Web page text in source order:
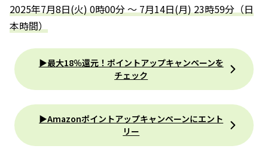
2025年7月8日(火) 0時00分 ～ 7月14日(月) 23時59分（日
本時間）
▶最大18％還元！ポイントアップキャンペーンを
チェック
▶Amazonポイントアップキャンペーンにエント
リー